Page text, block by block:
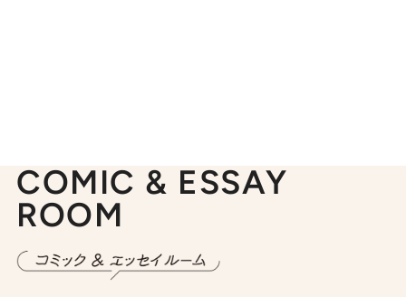
COMIC & ESSAY
ROOM